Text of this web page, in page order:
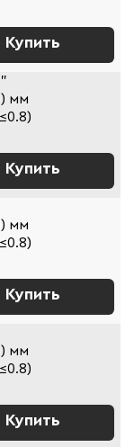
Купить
мм
Купить
мм
Купить
мм
Купить